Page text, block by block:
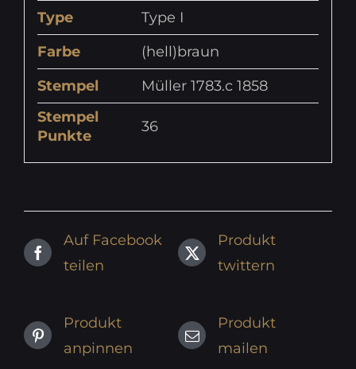
Type
Type I
Farbe
(hell)braun
Stempel
Müller 1783.c 1858
Stempel
Punkte
36
Auf Facebook
teilen
Produkt
twittern
Produkt
anpinnen
Produkt
mailen